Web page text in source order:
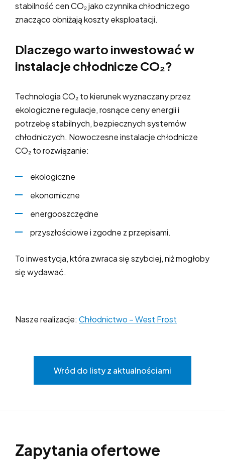
stabilność cen CO₂ jako czynnika chłodniczego
znacząco obniżają koszty eksploatacji.
Dlaczego warto inwestować w
instalacje chłodnicze CO₂?
Technologia CO₂ to kierunek wyznaczany przez
ekologiczne regulacje, rosnące ceny energii i
potrzebę stabilnych, bezpiecznych systemów
chłodniczych. Nowoczesne instalacje chłodnicze
CO₂ to rozwiązanie:
ekologiczne
ekonomiczne
energooszczędne
przyszłościowe i zgodne z przepisami.
To inwestycja, która zwraca się szybciej, niż mogłoby
się wydawać.
Nasze realizacje: Chłodnictwo – West Frost
Wród do listy z aktualnościami
Zapytania ofertowe